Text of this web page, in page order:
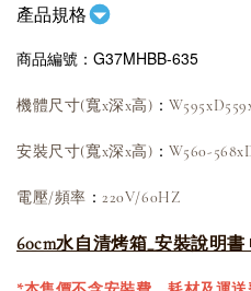
產品規格
商品編號：G37MHBB-635
機體尺寸(寬x深x高) ：
安裝尺寸(寬x深x高) ： W560-
電壓/頻率 ： 220V/60HZ
60cm水自清烤箱_安裝說明書